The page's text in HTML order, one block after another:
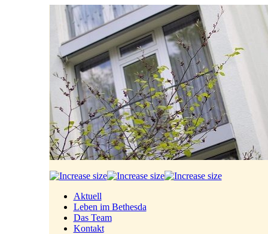
Aktuell
Leben im Bethesda
Das Team
Kontakt